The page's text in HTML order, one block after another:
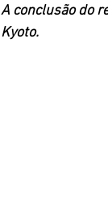
A conclusão do
Kyoto.